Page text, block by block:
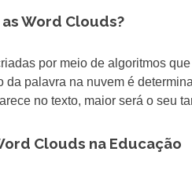
Word Clouds?
por meio de algoritmos
da palavra na nuvem é
no texto, maior será o seu
Clouds na Educação